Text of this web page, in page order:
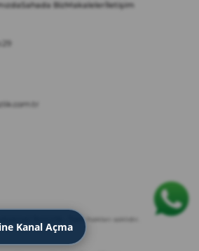
Kanal Açma
Sahada BizMakaleler İletişim
Temizlik · Tüm hakları saklıdır.